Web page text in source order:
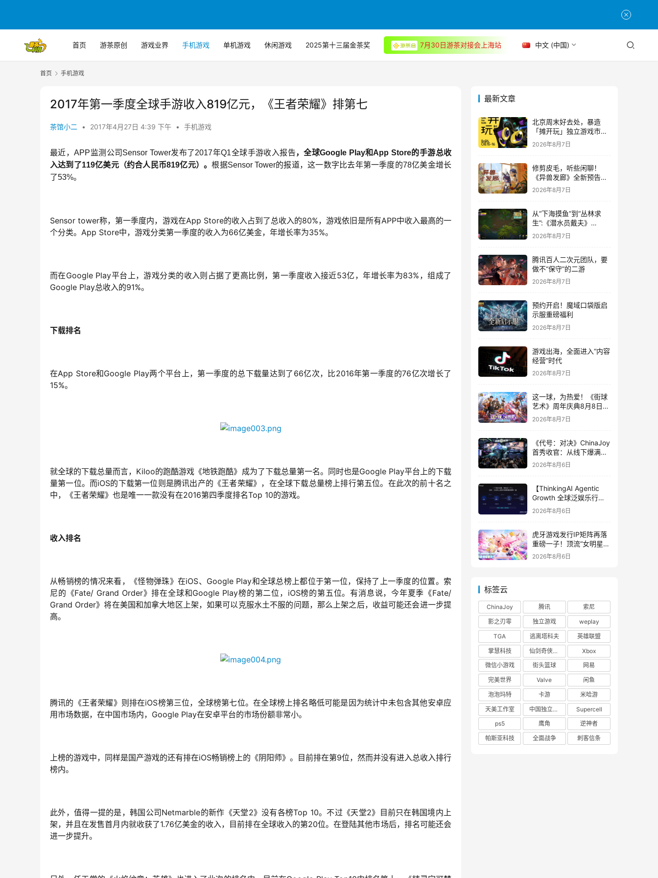
首页 游茶原创 游戏业界 手机游戏 单机游戏 休闲游戏 2025第十三届金茶奖 7月30日游茶对接会上海站 中文 (中国)
首页 手机游戏
2017年第一季度全球手游收入819亿元，《王者荣耀》排第七
茶馆小二 • 2017年4月27日 4:39 下午 • 手机游戏
最近，APP监测公司Sensor Tower发布了2017年Q1全球手游收入报告，全球Google Play和App Store的手游总收
入达到了119亿美元（约合人民币819亿元）。根据Sensor Tower的报道，这一数字比去年第一季度的78亿美金增长
了53%。
Sensor tower称，第一季度内，游戏在App Store的收入占到了总收入的80%，游戏依旧是所有APP中收入最高的一
个分类。App Store中，游戏分类第一季度的收入为66亿美金，年增长率为35%。
而在Google Play平台上，游戏分类的收入则占据了更高比例，第一季度收入接近53亿，年增长率为83%，组成了
Google Play总收入的91%。
下载排名
在App Store和Google Play两个平台上，第一季度的总下载量达到了66亿次，比2016年第一季度的76亿次增长了
15%。
就全球的下载总量而言，Kiloo的跑酷游戏《地铁跑酷》成为了下载总量第一名。同时也是Google Play平台上的下载
量第一位。而iOS的下载第一位则是腾讯出产的《王者荣耀》，在全球下载总量榜上排行第五位。在此次的前十名之
中，《王者荣耀》也是唯一一款没有在2016第四季度排名Top 10的游戏。
收入排名
从畅销榜的情况来看，《怪物弹珠》在iOS、Google Play和全球总榜上都位于第一位，保持了上一季度的位置。索
尼的《Fate/ Grand Order》排在全球和Google Play榜的第二位，iOS榜的第五位。有消息说，今年夏季《Fate/
Grand Order》将在美国和加拿大地区上架，如果可以克服水土不服的问题，那么上架之后，收益可能还会进一步提
高。
腾讯的《王者荣耀》则排在iOS榜第三位，全球榜第七位。在全球榜上排名略低可能是因为统计中未包含其他安卓应
用市场数据，在中国市场内，Google Play在安卓平台的市场份额非常小。
上榜的游戏中，同样是国产游戏的还有排在iOS畅销榜上的《阴阳师》。目前排在第9位，然而并没有进入总收入排行
榜内。
此外，值得一提的是，韩国公司Netmarble的新作《天堂2》没有各榜Top 10。不过《天堂2》目前只在韩国境内上
架，并且在发售首月内就收获了1.76亿美金的收入，目前排在全球收入的第20位。在登陆其他市场后，排名可能还会
进一步提升。
最新文章
北京周末好去处，暴造
「摊开玩」独立游戏市集
正式开票！
2026年8月7日
修剪皮毛，听些闲聊！
《异兽发廊》全新预告与
Steam免费试玩公开
2026年8月7日
从“下海摸鱼”到“丛林求
生”:《潜水员戴夫》
DLC《丛林》移动端定档
8月14日
2026年8月7日
腾讯百人二次元团队，要
做不“保守”的二游
2026年8月7日
预约开启！魔域口袋版启
示服重磅福利
2026年8月7日
游戏出海，全面进入“内容
经营”时代
2026年8月7日
这一球，为热爱！《街球
艺术》周年庆典8月8日正
式上线，多重福利与全新
内容同步开启
2026年8月7日
《代号：对决》ChinaJoy
首秀收官：从线下爆满看
见玩家的真实期待
2026年8月6日
【ThinkingAI Agentic
Growth 全球泛娱乐行业
峰会】Agent 时代，人到
底负责什么
2026年8月6日
虎牙游戏发行IP矩阵再落
重磅一子！顶流“女明星”
ZANMANG LOOPY 正版
2026年8月6日
标签云
ChinaJoy 腾讯
索尼
影之刃零
独立游戏
weplay
TGA
逃离塔科夫
英雄联盟
掌慧科技
仙剑奇侠传四
Xbox
微信小游戏
街头篮球
网易
完美世界
Valve
闲鱼
泡泡玛特
卡游
米哈游
天美工作室
中国独立游戏联盟
Supercell
ps5
鹰角
逆神者
帕斯亚科技
全面战争 刺客信条